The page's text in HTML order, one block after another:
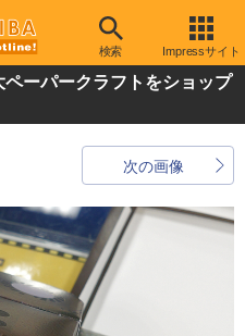
検索 Impressサイト
ーパークラフトをショップ
次の画像